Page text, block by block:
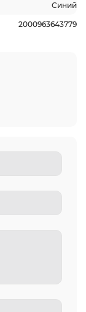
Синий
2000963643779